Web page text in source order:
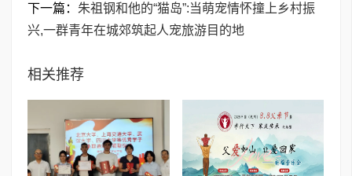
下一篇： 朱祖钢和他的“猫岛”:当萌宠情怀撞上乡村振
兴,一群青年在城郊筑起人宠旅游目的地
相关推荐